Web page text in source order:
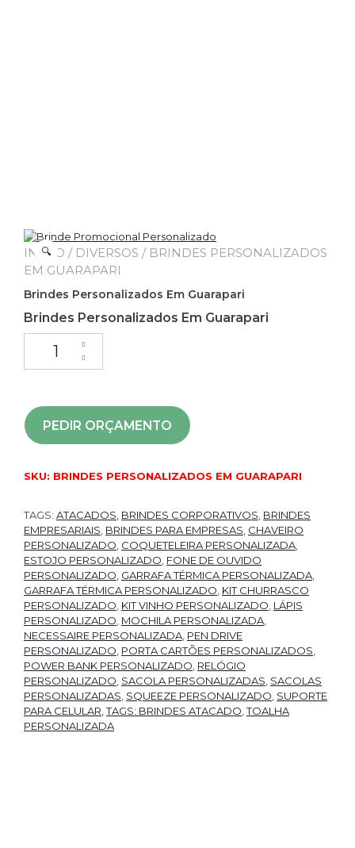
🔍
INÍCIO / DIVERSOS / BRINDES PERSONALIZADOS
EM GUARAPARI
Brindes Personalizados Em Guarapari
Brindes Personalizados Em Guarapari
PEDIR ORÇAMENTO
SKU: BRINDES PERSONALIZADOS EM GUARAPARI
TAGS: ATACADOS, BRINDES CORPORATIVOS, BRINDES
EMPRESARIAIS, BRINDES PARA EMPRESAS, CHAVEIRO
PERSONALIZADO, COQUETELEIRA PERSONALIZADA,
ESTOJO PERSONALIZADO, FONE DE OUVIDO
PERSONALIZADO, GARRAFA TÉRMICA PERSONALIZADA,
GARRAFA TÉRMICA PERSONALIZADO, KIT CHURRASCO
PERSONALIZADO, KIT VINHO PERSONALIZADO, LÁPIS
PERSONALIZADO, MOCHILA PERSONALIZADA,
NECESSAIRE PERSONALIZADA, PEN DRIVE
PERSONALIZADO, PORTA CARTÕES PERSONALIZADOS,
POWER BANK PERSONALIZADO, RELÓGIO
PERSONALIZADO, SACOLA PERSONALIZADAS, SACOLAS
PERSONALIZADAS, SQUEEZE PERSONALIZADO, SUPORTE
PARA CELULAR,TAGS: BRINDES ATACADO,TOALHA
PERSONALIZADA